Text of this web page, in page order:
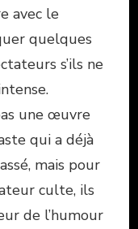
avec le
quelques
s’ils ne
une œuvre
qui a déjà
mais pour
culte, ils
de l’humour